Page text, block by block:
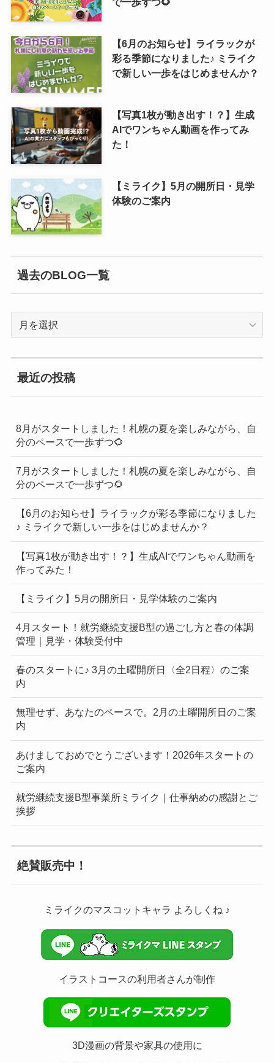
【6月のお知らせ】ライラックが
彩る季節になりました♪ ミライク
で新しい一歩をはじめませんか？
【写真1枚が動き出す！？】生成
AIでワンちゃん動画を作ってみ
た！
【ミライク】5月の開所日・見学
体験のご案内
過去のBLOG一覧
一
覧
最近の投稿
8月がスタートしました！札幌の夏を楽しみながら、自
分のペースで一歩ずつ🌻
7月がスタートしました！札幌の夏を楽しみながら、自
分のペースで一歩ずつ🌻
【6月のお知らせ】ライラックが彩る季節になりました
♪ ミライクで新しい一歩をはじめませんか？
【写真1枚が動き出す！？】生成AIでワンちゃん動画を
作ってみた！
【ミライク】5月の開所日・見学体験のご案内
4月スタート！就労継続支援B型の過ごし方と春の体調
管理｜見学・体験受付中
春のスタートに♪ 3月の土曜開所日〈全2日程〉のご案
内
無理せず、あなたのペースで。2月の土曜開所日のご案
内
あけましておめでとうございます！2026年スタートの
ご案内
就労継続支援B型事業所ミライク｜仕事納めの感謝とご
挨拶
絶賛販売中！
ミライクのマスコットキャラ よろしくね ♪
イラストコースの利用者さんが制作
3D漫画の背景や家具の使用に